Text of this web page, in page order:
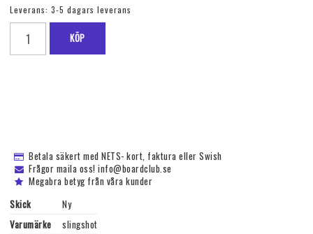
Leverans: 3-5 dagars leverans
KÖP
Betala säkert med NETS- kort, faktura eller Swish
Frågor maila oss! info@boardclub.se
Megabra betyg från våra kunder
Skick
Ny
Varumärke
slingshot